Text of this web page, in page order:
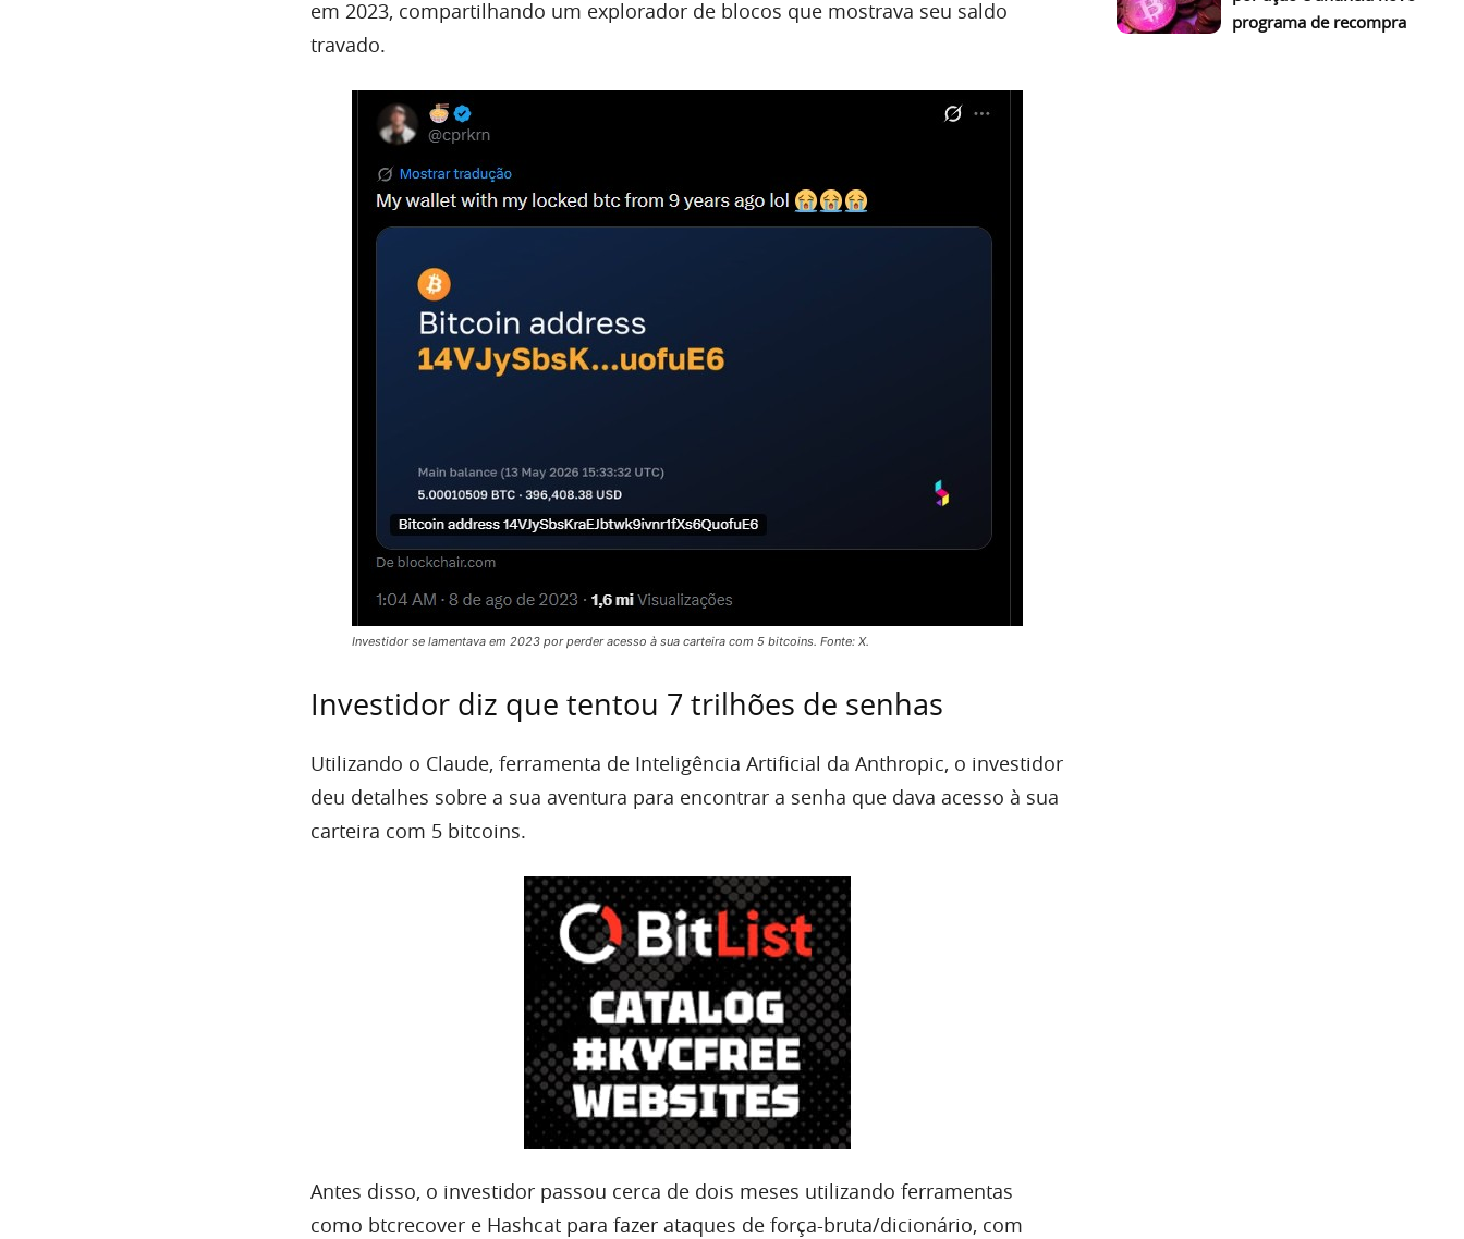
em 2023, compartilhando um explorador de blocos que mostrava seu saldo
travado.
Investidor se lamentava em 2023 por perder acesso à sua carteira com 5 bitcoins. Fonte: X.
Investidor diz que tentou 7 trilhões de senhas
Utilizando o Claude, ferramenta de Inteligência Artificial da Anthropic, o investidor
deu detalhes sobre a sua aventura para encontrar a senha que dava acesso à sua
carteira com 5 bitcoins.
Antes disso, o investidor passou cerca de dois meses utilizando ferramentas
como btcrecover e Hashcat para fazer ataques de força-bruta/dicionário, com
programa de recompra